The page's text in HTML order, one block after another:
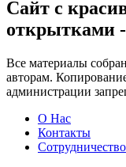
Сайт с
открытками
Все материалы
авторам.
администрации
О Нас
Контакты
Сотрудничество